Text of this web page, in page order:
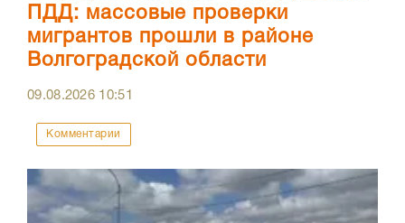
ПДД: массовые проверки
мигрантов прошли в районе
Волгоградской области
09.08.2026 10:51
Комментарии